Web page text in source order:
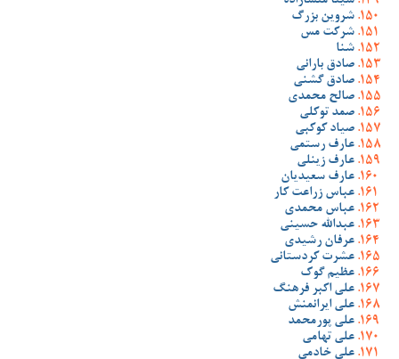
شروین بزرگ
شرکت مس
شنا
صادق بارانی
صادق گشنی
صالح محمدی
صمد توکلی
صیاد کوکبی
عارف رستمی
عارف زینلی
عارف سعیدیان
عباس زراعت کار
عباس محمدی
عبدالله حسینی
عرفان رشیدی
عشرت کردستانی
عظیم گوک
علی اکبر فرهنگ
علی ایرانمنش
علی پورمحمد
علی تهامی
علی خادمی